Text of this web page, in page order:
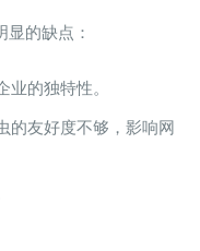
的缺点：
的独特性。
的友好度不够，影响网